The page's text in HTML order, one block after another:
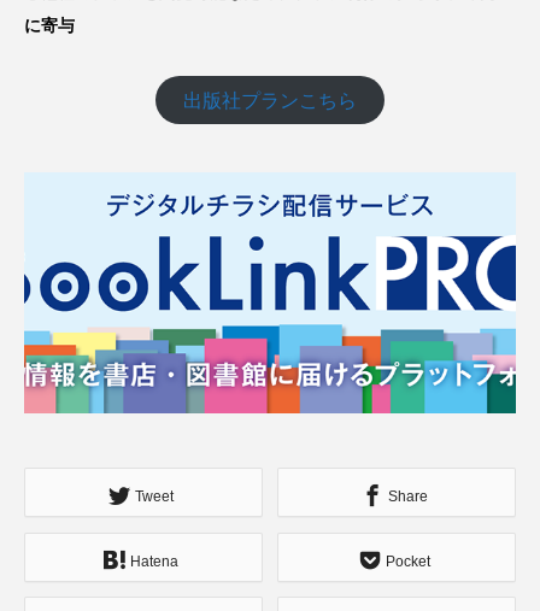
に寄与
出版社プランこちら
Tweet Share
Hatena Pocket